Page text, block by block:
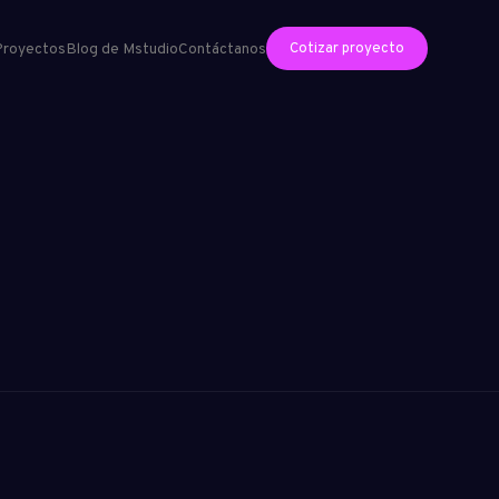
Blog de MstudioContáctanos Cotizar proyecto